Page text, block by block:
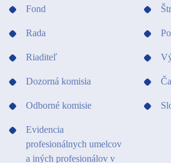
Fond
Rada
Riaditeľ
Dozorná komisia
Odborné komisie
Evidencia
profesionálnych umelcov
a iných profesionálov v